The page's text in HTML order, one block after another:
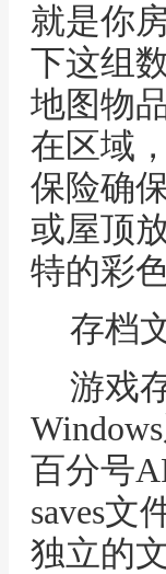
就是你
下这组
地图物
在区域
保险确
或屋顶
特的彩
存档
游戏
百分号
saves文
独立的